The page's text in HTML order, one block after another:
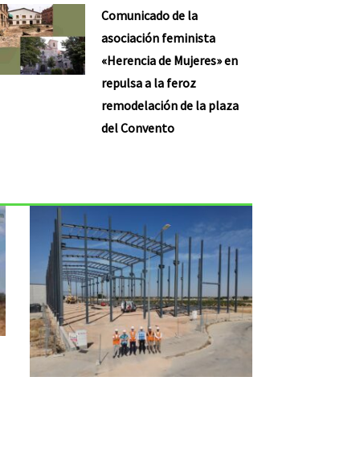
Comunicado de la
asociación feminista
«Herencia de Mujeres» en
repulsa a la feroz
remodelación de la plaza
del Convento